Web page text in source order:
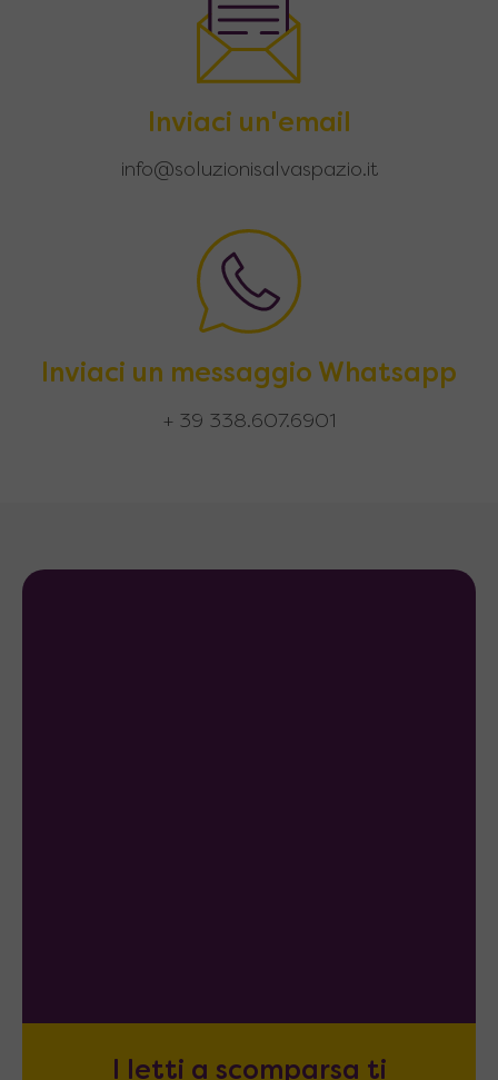
Inviaci un'email
info@soluzionisalvaspazio.it
Inviaci un messaggio Whatsapp
+ 39 338.607.6901
I letti a scomparsa ti